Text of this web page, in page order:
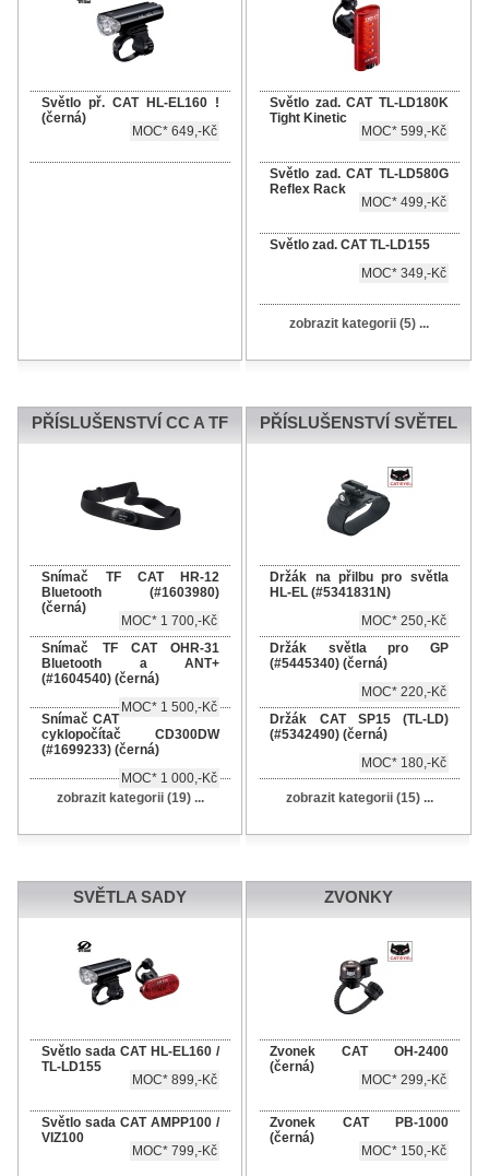
Světlo př. CAT HL-EL160 !
(černá)
MOC* 649,-Kč
Světlo zad. CAT TL-LD180K
Tight Kinetic
MOC* 599,-Kč
Světlo zad. CAT TL-LD580G
Reflex Rack
MOC* 499,-Kč
Světlo zad. CAT TL-LD155
MOC* 349,-Kč
zobrazit kategorii (5) ...
PŘÍSLUŠENSTVÍ CC A TF
Snímač TF CAT HR-12
Bluetooth (#1603980)
(černá)
MOC* 1 700,-Kč
Snímač TF CAT OHR-31
Bluetooth a ANT+
(#1604540) (černá)
MOC* 1 500,-Kč
Snímač CAT
cyklopočítač CD300DW
(#1699233) (černá)
MOC* 1 000,-Kč
zobrazit kategorii (19) ...
PŘÍSLUŠENSTVÍ SVĚTEL
Držák na přilbu pro světla
HL-EL (#5341831N)
MOC* 250,-Kč
Držák světla pro GP
(#5445340) (černá)
MOC* 220,-Kč
Držák CAT SP15 (TL-LD)
(#5342490) (černá)
MOC* 180,-Kč
zobrazit kategorii (15) ...
SVĚTLA SADY
Světlo sada CAT HL-EL160 /
TL-LD155
MOC* 899,-Kč
Světlo sada CAT AMPP100 /
VIZ100
MOC* 799,-Kč
ZVONKY
Zvonek CAT OH-2400
(černá)
MOC* 299,-Kč
Zvonek CAT PB-1000
(černá)
MOC* 150,-Kč